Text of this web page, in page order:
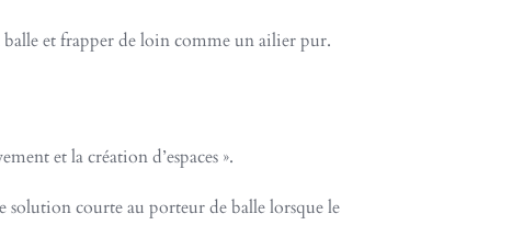
et frapper de loin comme un ailier pur.
et la création d’espaces ».
solution courte au porteur de balle lorsque le